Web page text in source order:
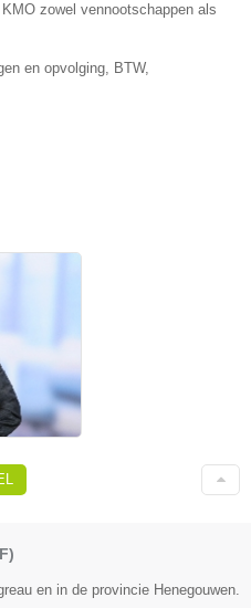
zowel vennootschappen als
en opvolging, BTW,
en in de provincie Henegouwen.